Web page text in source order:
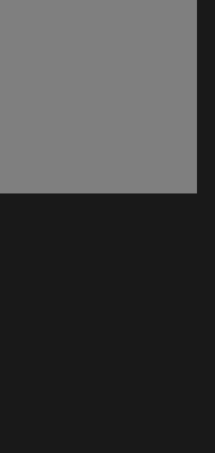
nueva ventana)
ventana)